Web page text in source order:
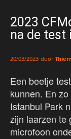
2023
na de test
20/03/2023 door
Een beetje
kunnen. En
Istanbul Park
zijn laarzen te
microfoon